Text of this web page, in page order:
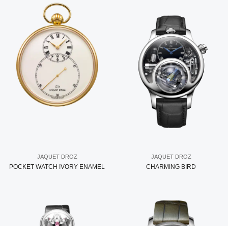
JAQUET DROZ
POCKET WATCH IVORY ENAMEL
JAQUET DROZ
CHARMING BIRD